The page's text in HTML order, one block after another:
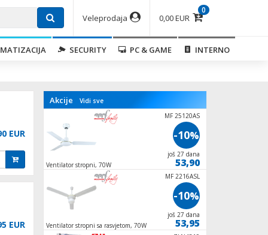
0,00 EUR
0
Veleprodaja
SECURITY PC & GAME
INTERNO
EUR
EUR
Akcije Vidi sve
-10
još 6 dana
77,35
1
GELATO-500
111,90
Ventilator stropni, 70W
MF 25120AS
-10%
još 27 dana
53,90
Ventilator stropni sa rasvjetom, 70W
MF 2216ASL
-10%
još 27 dana
53,95